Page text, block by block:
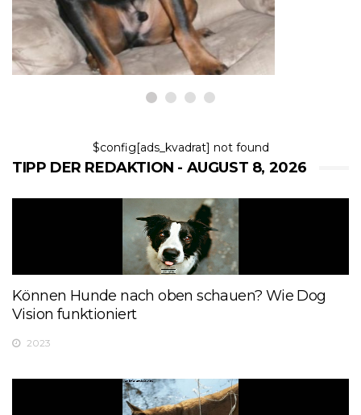
8,2026
$config[ads_kvadrat] not found
TIPP DER REDAKTION - AUGUST 8, 2026
Können Hunde nach oben schauen? Wie Dog
Vision funktioniert
2023